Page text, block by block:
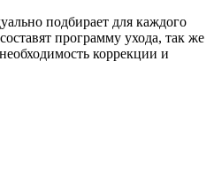
подбирает для каждого
программу ухода, так же
коррекции и